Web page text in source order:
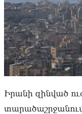
Իրանի զինված
տարածաշրջանում